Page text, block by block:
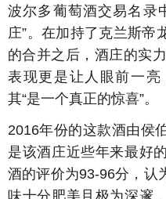
波尔多葡萄酒交易名录
庄”。在加持了克兰斯帝
的合并之后，酒庄的实
表现更是让人眼前一亮
其“是一个真正的惊喜
2016年份的这款酒由侯
是该酒庄近些年来最好
酒的评价为93-96分，认
味十分肥美且极为深邃